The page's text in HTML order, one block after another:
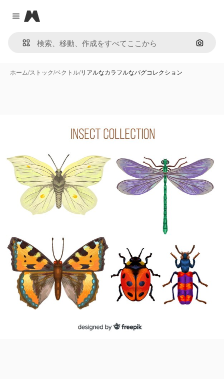
Close menu
Magnific
画像で
ホーム/ストック/ベクトル/リアルなカラフルなバグコレクション